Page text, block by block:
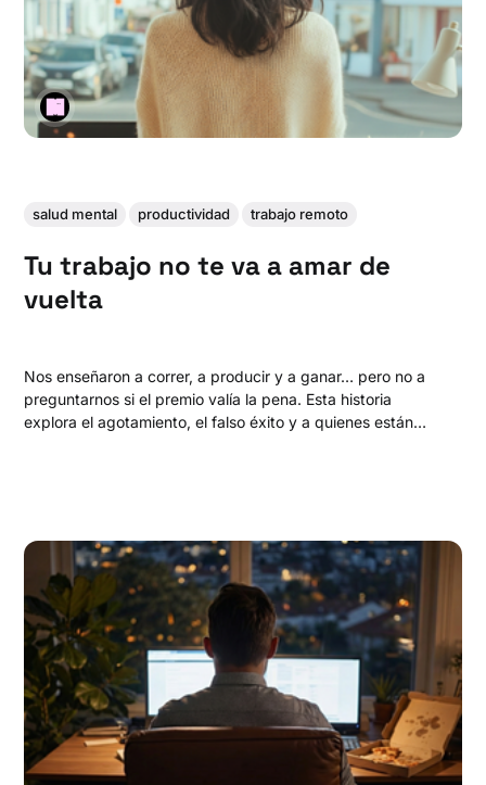
salud mental productividad trabajo remoto
Tu trabajo no te va a amar de
vuelta
Nos enseñaron a correr, a producir y a ganar… pero no a
preguntarnos si el premio valía la pena. Esta historia
explora el agotamiento, el falso éxito y a quienes están